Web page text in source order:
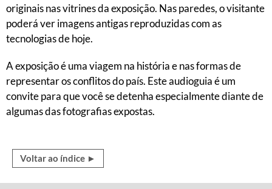
originais nas vitrines da exposição. Nas paredes, o visitante
poderá ver imagens antigas reproduzidas com as
tecnologias de hoje.
A exposição é uma viagem na história e nas formas de
representar os conflitos do país. Este audioguia é um
convite para que você se detenha especialmente diante de
algumas das fotografias expostas.
Voltar ao índice ►